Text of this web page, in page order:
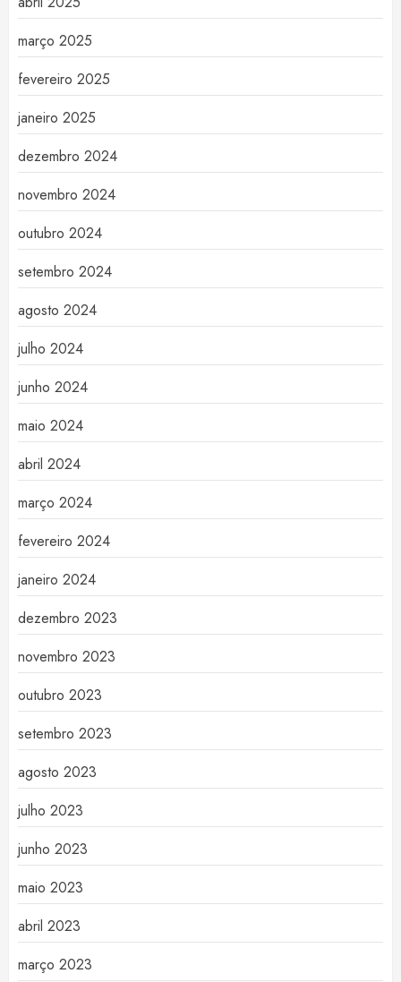
março 2025
fevereiro 2025
janeiro 2025
dezembro 2024
novembro 2024
outubro 2024
setembro 2024
agosto 2024
julho 2024
junho 2024
maio 2024
abril 2024
março 2024
fevereiro 2024
janeiro 2024
dezembro 2023
novembro 2023
outubro 2023
setembro 2023
agosto 2023
julho 2023
junho 2023
maio 2023
abril 2023
março 2023